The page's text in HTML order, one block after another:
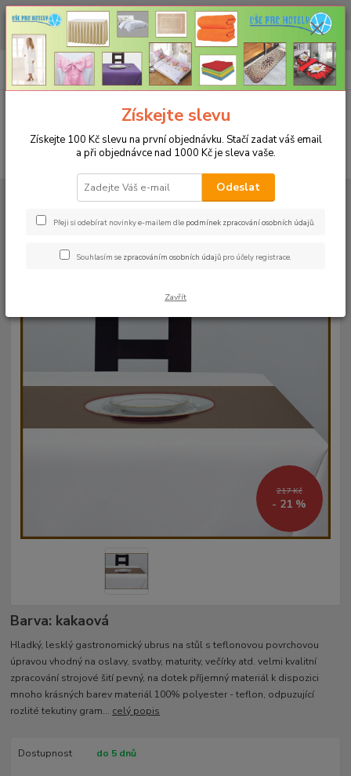
CHCETE NAKOUPIT VĚTŠÍ MNOŽSTVÍ NAŠICH PRODUKTŮ ZA LEPŠÍ
CENU? Klikněte ZDE
CZK
+420 773 794 023
Pondělí-pátek 9-16 hodin
0ks
za0 Kč
UBRUSY
Luxusní ubrusy Atlas-Rodos s vodoodpudivou úpravou
Ubrus ATLAS 38x180cm kakaový
217 Kč
- 21 %
Barva: kakaová
Hladký, lesklý gastronomický ubrus na stůl s teflonovou povrchovou
úpravou vhodný na oslavy, svatby, maturity, večírky atd. velmi kvalitní
zpracování strojové šití pevný, na dotek příjemný materiál k dispozici
mnoho krásných barev materiál 100% polyester - teflon, odpuzující
rozlité tekutiny gram... celý popis
Dostupnost do 5 dnů
Získejte slevu
Získejte 100 Kč slevu na první objednávku. Stačí zadat váš email
a při objednávce nad 1000 Kč je sleva vaše.
Odeslat
Přeji si odebírat novinky e-mailem dle podmínek zpracování osobních údajů.
Souhlasím se zpracováním osobních údajů pro účely registrace.
Zavřít